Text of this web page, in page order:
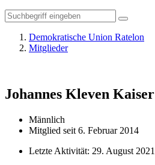
Demokratische Union Ratelon
Mitglieder
Johannes Kleven Kaiser
Männlich
Mitglied seit 6. Februar 2014
Letzte Aktivität: 29. August 2021